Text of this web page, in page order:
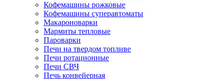
Кофемашины рожковые
Кофемашины суперавтоматы
Макароноварки
Мармиты тепловые
Пароварки
Печи на твердом топливе
Печи ротационные
Печи СВЧ
Печь конвейерная